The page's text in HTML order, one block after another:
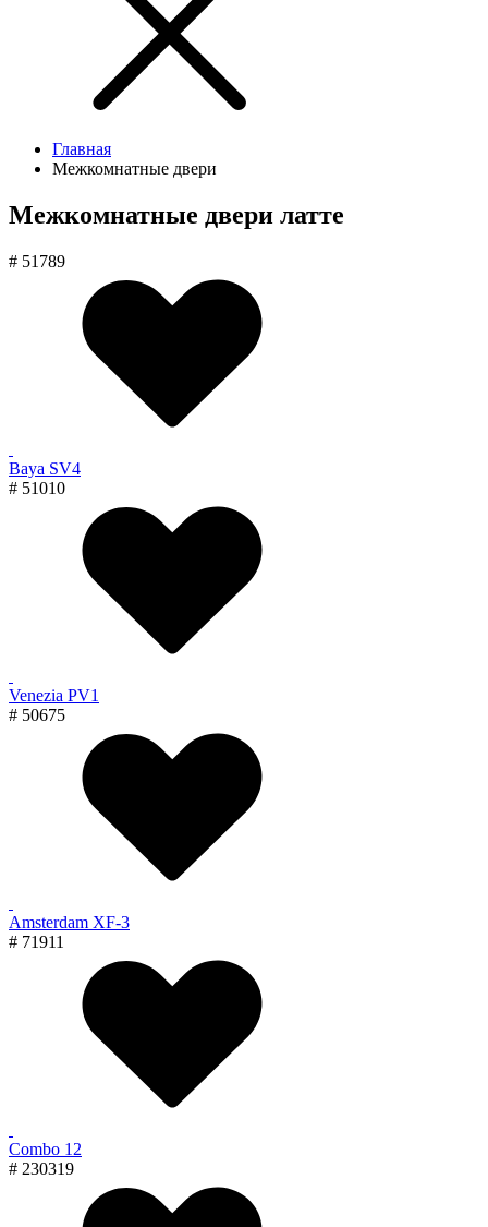
Главная
Межкомнатные двери
Межкомнатные двери латте
# 51789
Baya SV4
# 51010
Venezia PV1
# 50675
Amsterdam XF-3
# 71911
Combo 12
# 230319